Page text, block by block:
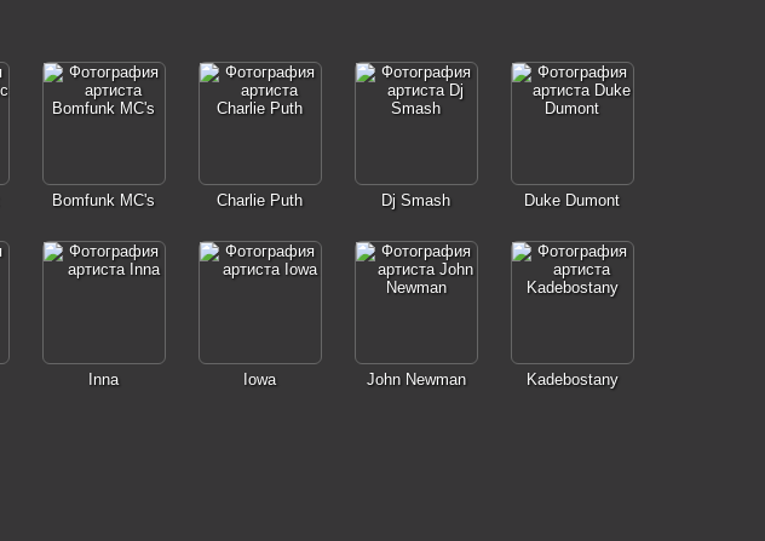
Bomfunk MC's Charlie Puth Dj Smash Duke Dumont
Inna Iowa John Newman Kadebostany